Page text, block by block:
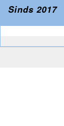
Sinds 2017